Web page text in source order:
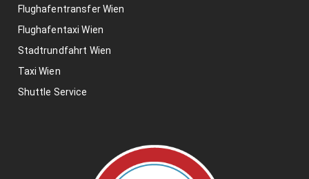
Flughafentransfer Wien
Flughafentaxi Wien
Stadtrundfahrt Wien
Taxi Wien
Shuttle Service